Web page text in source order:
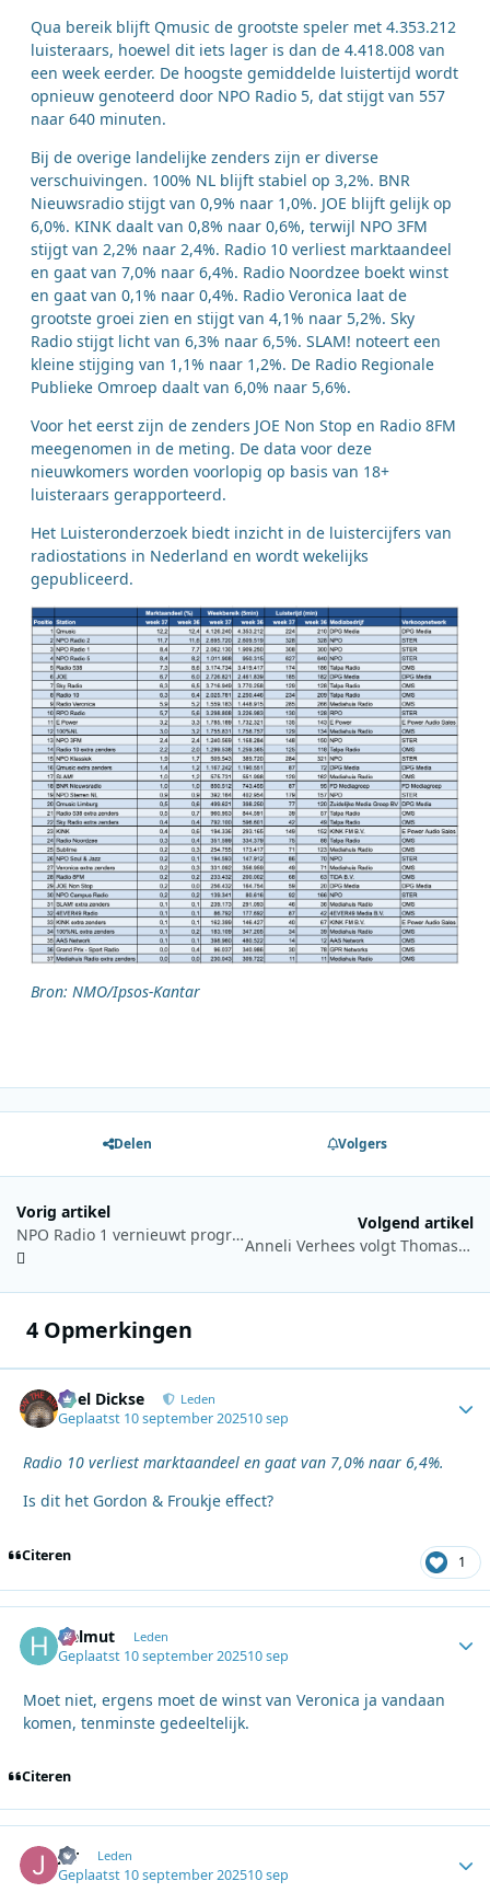
Qua bereik blijft Qmusic de grootste speler met 4.353.212
luisteraars, hoewel dit iets lager is dan de 4.418.008 van
een week eerder. De hoogste gemiddelde luistertijd wordt
opnieuw genoteerd door NPO Radio 5, dat stijgt van 557
naar 640 minuten.
Bij de overige landelijke zenders zijn er diverse
verschuivingen. 100% NL blijft stabiel op 3,2%. BNR
Nieuwsradio stijgt van 0,9% naar 1,0%. JOE blijft gelijk op
6,0%. KINK daalt van 0,8% naar 0,6%, terwijl NPO 3FM
stijgt van 2,2% naar 2,4%. Radio 10 verliest marktaandeel
en gaat van 7,0% naar 6,4%. Radio Noordzee boekt winst
en gaat van 0,1% naar 0,4%. Radio Veronica laat de
grootste groei zien en stijgt van 4,1% naar 5,2%. Sky
Radio stijgt licht van 6,3% naar 6,5%. SLAM! noteert een
kleine stijging van 1,1% naar 1,2%. De Radio Regionale
Publieke Omroep daalt van 6,0% naar 5,6%.
Voor het eerst zijn de zenders JOE Non Stop en Radio 8FM
meegenomen in de meting. De data voor deze
nieuwkomers worden voorlopig op basis van 18+
luisteraars gerapporteerd.
Het Luisteronderzoek biedt inzicht in de luistercijfers van
radiostations in Nederland en wordt wekelijks
gepubliceerd.
Bron: NMO/Ipsos-Kantar
Delen Volgers
Vorig artikel
NPO Radio 1 vernieuwt programmering vanaf januari 2026
Volgend artikel
Anneli Verhees volgt Thomas Hekker op in nachtprogramma Radio 2
4 Opmerkingen
Roel Dickse Leden
Geplaatst 10 september 202510 sep
Radio 10 verliest marktaandeel en gaat van 7,0% naar 6,4%.
Is dit het Gordon & Froukje effect?
Citeren 1
Helmut Leden
Geplaatst 10 september 202510 sep
Moet niet, ergens moet de winst van Veronica ja vandaan
komen, tenminste gedeeltelijk.
Citeren
jur Leden
Geplaatst 10 september 202510 sep